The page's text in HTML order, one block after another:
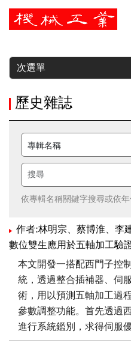
暫停
次選單
歷史雜誌
依專輯名稱關鍵字搜尋或依
作者:林明宗、蔡博淮、李
數位雙生應用於五軸加工驗
本文開發一搭配西門子控
統，透過整合插補器、伺
術，用以預測五軸加工過
參數調整功能。首先透過
進行系統鑑別，求得伺服
同時達到五軸插補匹配。